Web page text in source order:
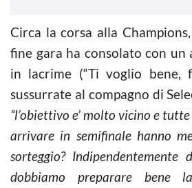
Circa la corsa alla Champions,
fine gara ha consolato con un
in lacrime (“Ti voglio bene,
sussurrate al compagno di
“l’obiettivo e’ molto vicino e
arrivare in semifinale hanno
sorteggio? Indipendentemente
dobbiamo preparare bene